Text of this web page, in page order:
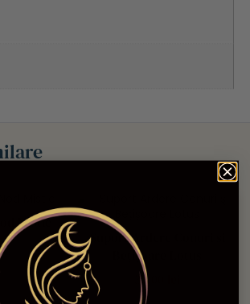
Mistic
lei
Suport Ardere Conuri şi
Bețișoare Lotus
30,00